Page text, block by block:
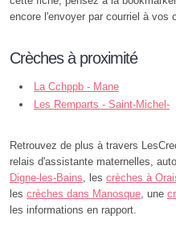
encore l'envoyer par courriel à vos
Crèches à proximité
La Cchppb - Mane
Les Remparts - Saint-Michel-
Retrouvez de plus à travers
relais d'assistante maternelles,
Digne-les-Bains, les crèches à
les crèches dans Manosque, une
les informations en rapport.